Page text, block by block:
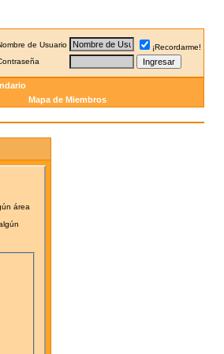
de Usuario
¡Recordarme!
Mapa de Miembros
área